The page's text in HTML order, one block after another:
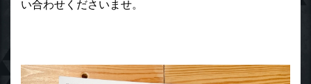
い合わせくださいませ。